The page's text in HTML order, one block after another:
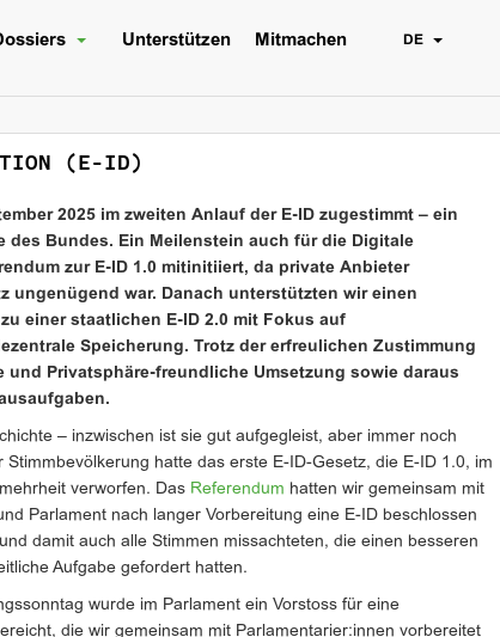
Unterstützen Mitmachen DE
(E-ID)
2025 im zweiten Anlauf der E-ID zugestimmt – ein
Bundes. Ein Meilenstein auch für die Digitale
zur E-ID 1.0 mitinitiiert, da private Anbieter
ungenügend war. Danach unterstützten wir einen
einer staatlichen E-ID 2.0 mit Fokus auf
Speicherung. Trotz der erfreulichen Zustimmung
Privatsphäre-freundliche Umsetzung sowie daraus
– inzwischen ist sie gut aufgegleist, aber immer noch
hatte das erste E-ID-Gesetz, die E-ID 1.0, im
verworfen. Das Referendum hatten wir gemeinsam mit
Parlament nach langer Vorbereitung eine E-ID beschlossen
damit auch alle Stimmen missachteten, die einen besseren
Aufgabe gefordert hatten.
wurde im Parlament ein Vorstoss für eine
die wir gemeinsam mit Parlamentarier:innen vorbereitet